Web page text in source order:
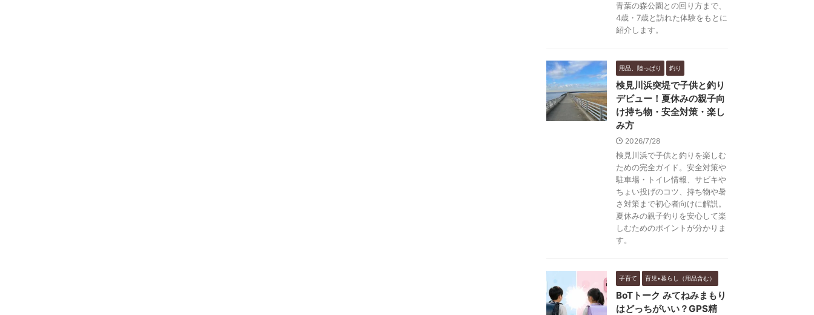
青葉の森公園との回り方まで、
4歳・7歳と訪れた体験をもとに
紹介します。
用品、陸っぱり 釣り
検見川浜突堤で子供と釣り
デビュー！夏休みの親子向
け持ち物・安全対策・楽し
み方
2026/7/28
検見川浜で子供と釣りを楽しむ
ための完全ガイド。安全対策や
駐車場・トイレ情報、サビキや
ちょい投げのコツ、持ち物や暑
さ対策まで初心者向けに解説。
夏休みの親子釣りを安心して楽
しむためのポイントが分かりま
す。
子育て 育児•暮らし（用品含む）
BoTトーク みてねみまもり
はどっちがいい？GPS精